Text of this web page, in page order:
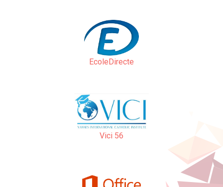
EcoleDirecte
Vici 56